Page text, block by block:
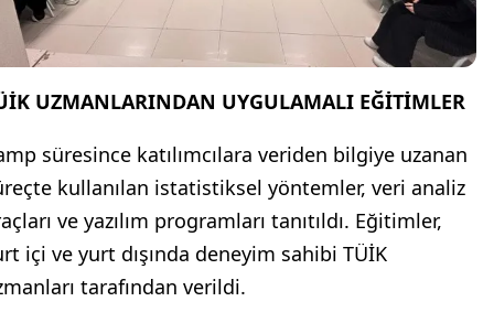
UZMANLARINDAN UYGULAMALI EĞİTİMLER
süresince katılımcılara veriden bilgiye uzanan
kullanılan istatistiksel yöntemler, veri analiz
ve yazılım programları tanıtıldı. Eğitimler,
içi ve yurt dışında deneyim sahibi TÜİK
tarafından verildi.